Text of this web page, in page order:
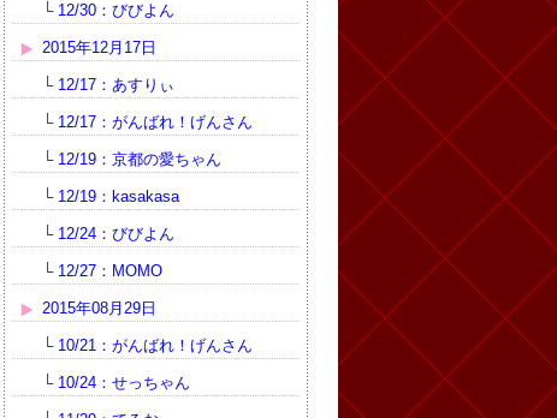
└ 12/30：びびよん
2015年12月17日
└ 12/17：あすりぃ
└ 12/17：がんばれ！げんさん
└ 12/19：京都の愛ちゃん
└ 12/19：kasakasa
└ 12/24：びびよん
└ 12/27：MOMO
2015年08月29日
└ 10/21：がんばれ！げんさん
└ 10/24：せっちゃん